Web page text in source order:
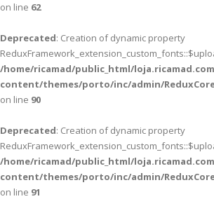
on line 62
Deprecated: Creation of dynamic property
/home/ricamad/public_html/
content/themes/porto/inc/admin/
on line 90
Deprecated: Creation of dynamic property
/home/ricamad/public_html/
content/themes/porto/inc/admin/
on line 91